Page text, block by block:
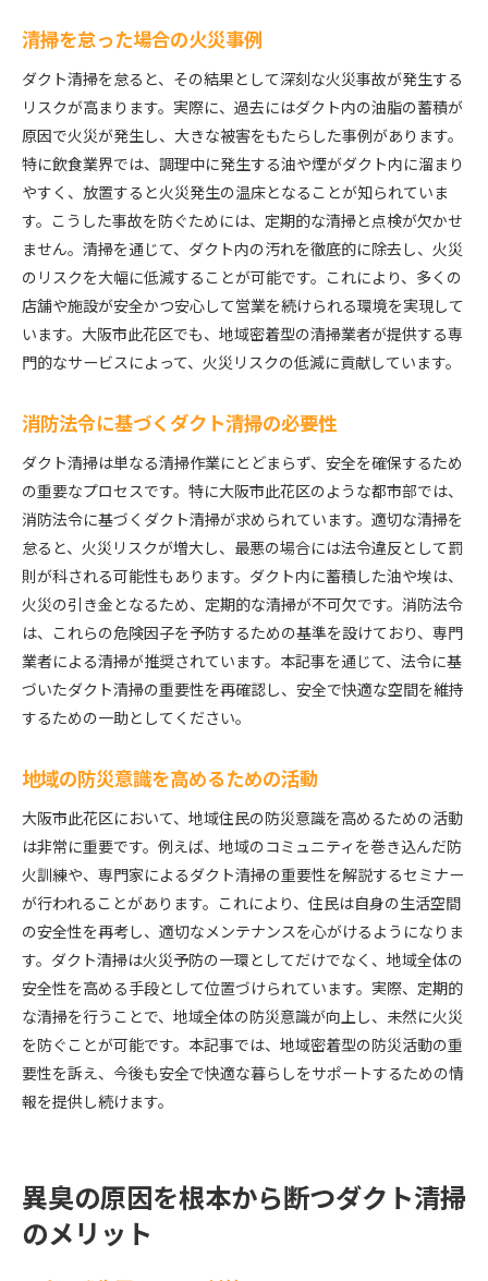
清掃を怠った場合の火災事例
ダクト清掃を怠ると、その結果として深刻な火災事故が発生する
リスクが高まります。実際に、過去にはダクト内の油脂の蓄積が
原因で火災が発生し、大きな被害をもたらした事例があります。
特に飲食業界では、調理中に発生する油や煙がダクト内に溜まり
やすく、放置すると火災発生の温床となることが知られていま
す。こうした事故を防ぐためには、定期的な清掃と点検が欠かせ
ません。清掃を通じて、ダクト内の汚れを徹底的に除去し、火災
のリスクを大幅に低減することが可能です。これにより、多くの
店舗や施設が安全かつ安心して営業を続けられる環境を実現して
います。大阪市此花区でも、地域密着型の清掃業者が提供する専
門的なサービスによって、火災リスクの低減に貢献しています。
消防法令に基づくダクト清掃の必要性
ダクト清掃は単なる清掃作業にとどまらず、安全を確保するため
の重要なプロセスです。特に大阪市此花区のような都市部では、
消防法令に基づくダクト清掃が求められています。適切な清掃を
怠ると、火災リスクが増大し、最悪の場合には法令違反として罰
則が科される可能性もあります。ダクト内に蓄積した油や埃は、
火災の引き金となるため、定期的な清掃が不可欠です。消防法令
は、これらの危険因子を予防するための基準を設けており、専門
業者による清掃が推奨されています。本記事を通じて、法令に基
づいたダクト清掃の重要性を再確認し、安全で快適な空間を維持
するための一助としてください。
地域の防災意識を高めるための活動
大阪市此花区において、地域住民の防災意識を高めるための活動
は非常に重要です。例えば、地域のコミュニティを巻き込んだ防
火訓練や、専門家によるダクト清掃の重要性を解説するセミナー
が行われることがあります。これにより、住民は自身の生活空間
の安全性を再考し、適切なメンテナンスを心がけるようになりま
す。ダクト清掃は火災予防の一環としてだけでなく、地域全体の
安全性を高める手段として位置づけられています。実際、定期的
な清掃を行うことで、地域全体の防災意識が向上し、未然に火災
を防ぐことが可能です。本記事では、地域密着型の防災活動の重
要性を訴え、今後も安全で快適な暮らしをサポートするための情
報を提供し続けます。
異臭の原因を根本から断つダクト清掃
のメリット